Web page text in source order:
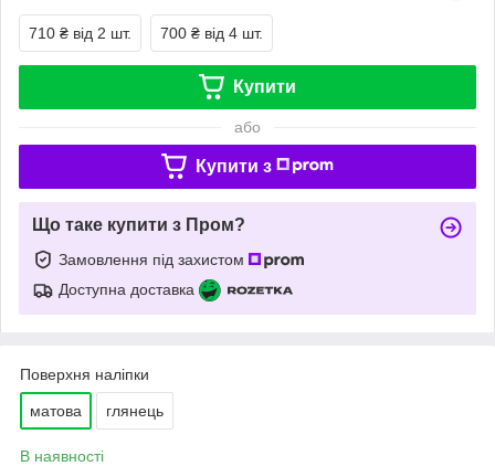
710 ₴ від 2 шт. 700 ₴ від 4 шт.
Купити
або
Купити з
Що таке купити з Пром?
Замовлення під захистом
Доступна доставка
Поверхня наліпки
матова глянець
В наявності